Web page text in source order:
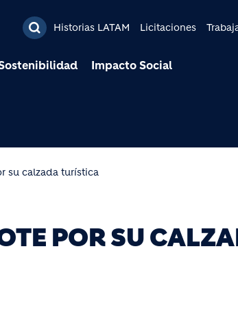
Historias LATAM Licitaciones
Impacto Social
su calzada turística
POR SU